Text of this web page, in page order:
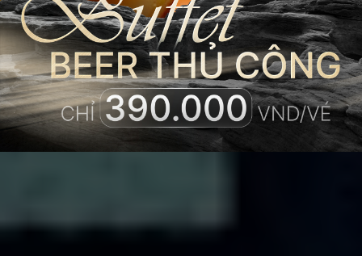
Premier Pearl
Hotel